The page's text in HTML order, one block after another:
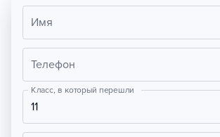
Имя
Телефон
Класс, в который перешли
11